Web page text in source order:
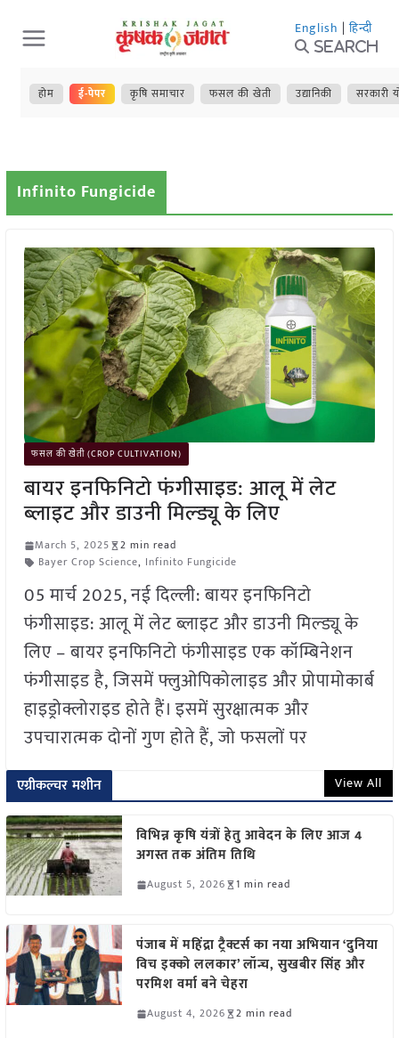
Skip
to
content
English | हिन्दी
Search
होम ई-पेपर कृषि समाचार फसल की खेती उद्यानिकी सरकारी
Infinito Fungicide
फसल की खेती (CROP CULTIVATION)
बायर इनफिनिटो फंगीसाइड: आलू में लेट
ब्लाइट और डाउनी मिल्ड्यू के लिए
March 5, 2025
2 min read
Bayer Crop Science, Infinito Fungicide
05 मार्च 2025, नई दिल्ली: बायर इनफिनिटो
फंगीसाइड: आलू में लेट ब्लाइट और डाउनी मिल्ड्यू के
लिए – बायर इनफिनिटो फंगीसाइड एक कॉम्बिनेशन
फंगीसाइड है, जिसमें फ्लुओपिकोलाइड और प्रोपामोकार्ब
हाइड्रोक्लोराइड होते हैं। इसमें सुरक्षात्मक और
उपचारात्मक दोनों गुण होते हैं, जो फसलों पर
एग्रीकल्चर मशीन View All
विभिन्न कृषि यंत्रों हेतु आवेदन के लिए आज 4
अगस्त तक अंतिम तिथि
August 5, 2026 1 min read
पंजाब में महिंद्रा ट्रैक्टर्स का नया अभियान ‘दुनिया
विच इक्को ललकार’ लॉन्च, सुखबीर सिंह और
परमिश वर्मा बने चेहरा
August 4, 2026 2 min read